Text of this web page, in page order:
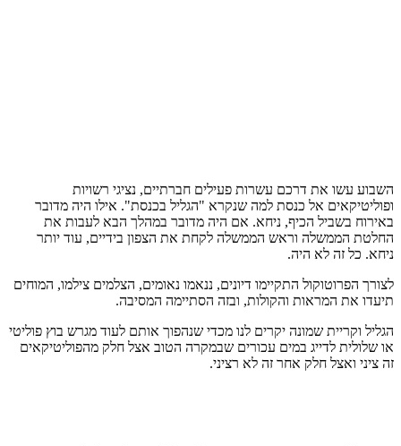
השבוע עשו את דרכם עשרות פעילים חברתיים, נציגי רשויות
ופוליטיקאים אל כנסת למה שנקרא "הגליל בכנסת". אילו היה מדובר
באירוח בשביל הכיף, ניחא. אם היה מדובר במהלך הבא לעבות את
החלטת הממשלה וראש הממשלה לקחת את הצפון בידיים, עוד יותר
ניחא. כל זה לא היה.
לצורך הפרוטוקול התקיימו דיונים, ננאמו נאומים, הצלמים צילמו, המוחים
תיעדו את המראות והקולות, ובזה הסתיימה המסיבה.
הגליל וקריית שמונה יקרים לנו מכדי שנהפוך אותם לעוד מגרש בוץ פוליטי
או שלולית לדייג במים עכורים שבמקרה הטוב אצל חלק מהפוליטיקאים
זה ציני ואצל חלק אחר זה לא רציני.